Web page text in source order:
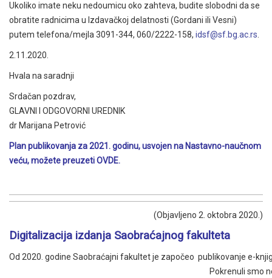
Ukoliko imate neku nedoumicu oko zahteva, budite slobodni da se
obratite radnicima u Izdavačkoj delatnosti (Gordani ili Vesni)
putem telefona/mejla 3091-344, 060/2222-158, idsf@sf.bg.ac.rs
2.11.2020.
Hvala na saradnji
Srdačan pozdrav,
GLAVNI I ODGOVORNI UREDNIK
dr Marijana Petrović
Plan publikovanja za 2021. godinu, usvojen na Nastavno-naučnom
veću, možete preuzetiOVDE.
(Objavljeno 2. oktobra 2020.)
Digitalizacija izdanja Saobraćajnog fakulteta
Od 2020. godine Saobraćajni fakultet je započeo publikovanje e-
Pokrenuli smo